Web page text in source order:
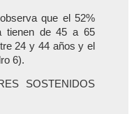
que el 52%
tienen de 45 a 65
24 y 44 años y el
6).
SOSTENIDOS